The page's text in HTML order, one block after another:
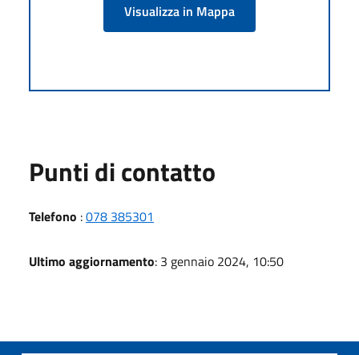
Visualizza in Mappa
Punti di contatto
Telefono :078 385301
Ultimo aggiornamento: 3 gennaio 2024, 10:50